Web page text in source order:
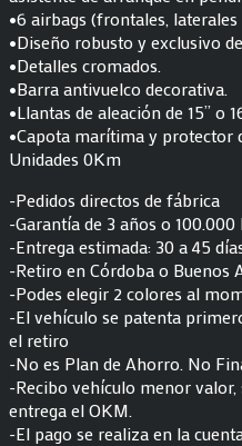
•6 airbags (frontales, laterales
•Diseño robusto y exclusivo
•Detalles cromados.
•Barra antivuelco decorativa.
•Llantas de aleación de 15” o
•Capota marítima y protector
Unidades 0Km
-Pedidos directos de fábrica
-Garantía de 3 años o 100.000
-Entrega estimada: 30 a 45
-Retiro en Córdoba o Buenos
-Podes elegir 2 colores al
-El vehículo se patenta
el retiro
-No es Plan de Ahorro. No
-Recibo vehículo menor
entrega el OKM.
-El pago se realiza en la